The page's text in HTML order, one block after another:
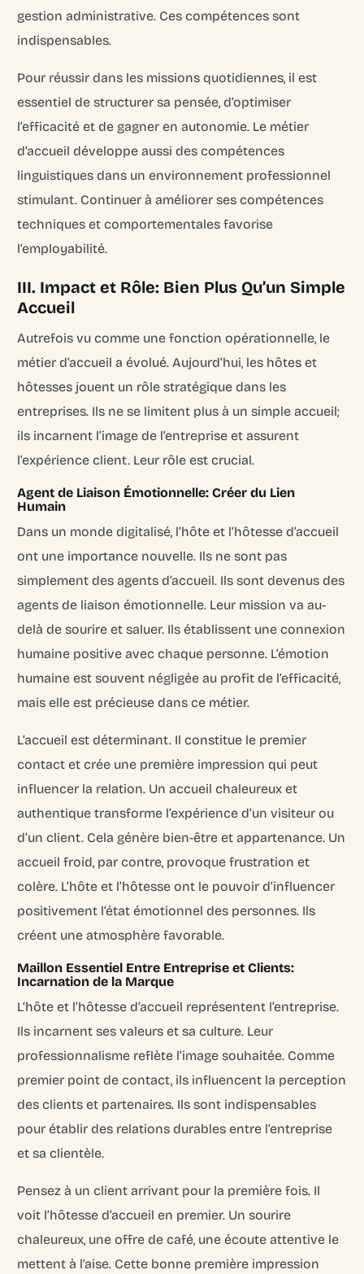
gestion administrative. Ces compétences sont
indispensables.
Pour réussir dans les missions quotidiennes, il est
essentiel de structurer sa pensée, d’optimiser
l’efficacité et de gagner en autonomie. Le métier
d’accueil développe aussi des compétences
linguistiques dans un environnement professionnel
stimulant. Continuer à améliorer ses compétences
techniques et comportementales favorise
l’employabilité.
III. Impact et Rôle: Bien Plus Qu’un Simple
Accueil
Autrefois vu comme une fonction opérationnelle, le
métier d’accueil a évolué. Aujourd’hui, les hôtes et
hôtesses jouent un rôle stratégique dans les
entreprises. Ils ne se limitent plus à un simple accueil;
ils incarnent l’image de l’entreprise et assurent
l’expérience client. Leur rôle est crucial.
Agent de Liaison Émotionnelle: Créer du Lien
Humain
Dans un monde digitalisé, l’hôte et l’hôtesse d’accueil
ont une importance nouvelle. Ils ne sont pas
simplement des agents d’accueil. Ils sont devenus des
agents de liaison émotionnelle. Leur mission va au-
delà de sourire et saluer. Ils établissent une connexion
humaine positive avec chaque personne. L’émotion
humaine est souvent négligée au profit de l’efficacité,
mais elle est précieuse dans ce métier.
L’accueil est déterminant. Il constitue le premier
contact et crée une première impression qui peut
influencer la relation. Un accueil chaleureux et
authentique transforme l’expérience d’un visiteur ou
d’un client. Cela génère bien-être et appartenance. Un
accueil froid, par contre, provoque frustration et
colère. L’hôte et l’hôtesse ont le pouvoir d’influencer
positivement l’état émotionnel des personnes. Ils
créent une atmosphère favorable.
Maillon Essentiel Entre Entreprise et Clients:
Incarnation de la Marque
L’hôte et l’hôtesse d’accueil représentent l’entreprise.
Ils incarnent ses valeurs et sa culture. Leur
professionnalisme reflète l’image souhaitée. Comme
premier point de contact, ils influencent la perception
des clients et partenaires. Ils sont indispensables
pour établir des relations durables entre l’entreprise
et sa clientèle.
Pensez à un client arrivant pour la première fois. Il
voit l’hôtesse d’accueil en premier. Un sourire
chaleureux, une offre de café, une écoute attentive le
mettent à l’aise. Cette bonne première impression